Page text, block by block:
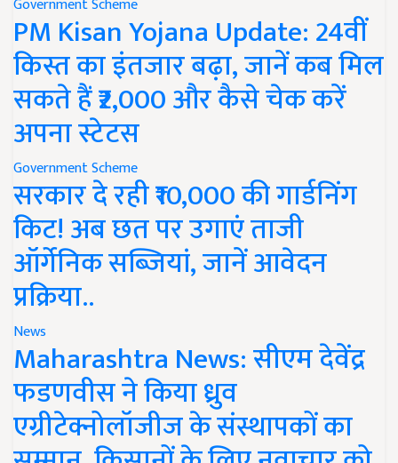
PM Kisan Yojana Update: 24वीं
किस्त का इंतजार बढ़ा, जानें कब मिल
सकते हैं ₹2,000 और कैसे चेक करें
अपना स्टेटस
Government Scheme
सरकार दे रही ₹10,000 की गार्डनिंग
किट! अब छत पर उगाएं ताजी
ऑर्गेनिक सब्जियां, जानें आवेदन
प्रक्रिया..
News
Maharashtra News: सीएम देवेंद्र
फडणवीस ने किया ध्रुव
एग्रीटेक्नोलॉजीज के संस्थापकों का